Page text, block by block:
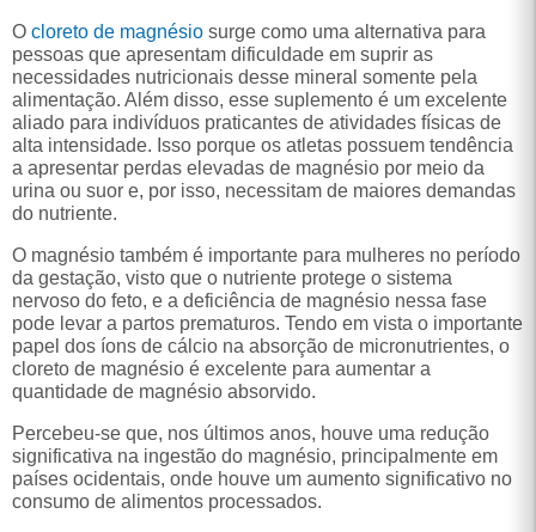
O cloreto de magnésio surge como uma alternativa para
pessoas que apresentam dificuldade em suprir as
necessidades nutricionais desse mineral somente pela
alimentação. Além disso, esse suplemento é um excelente
aliado para indivíduos praticantes de atividades físicas de
alta intensidade. Isso porque os atletas possuem tendência
a apresentar perdas elevadas de magnésio por meio da
urina ou suor e, por isso, necessitam de maiores demandas
do nutriente.
O magnésio também é importante para mulheres no período
da gestação, visto que o nutriente protege o sistema
nervoso do feto, e a deficiência de magnésio nessa fase
pode levar a partos prematuros. Tendo em vista o importante
papel dos íons de cálcio na absorção de micronutrientes, o
cloreto de magnésio é excelente para aumentar a
quantidade de magnésio absorvido.
Percebeu-se que, nos últimos anos, houve uma redução
significativa na ingestão do magnésio, principalmente em
países ocidentais, onde houve um aumento significativo no
consumo de alimentos processados.